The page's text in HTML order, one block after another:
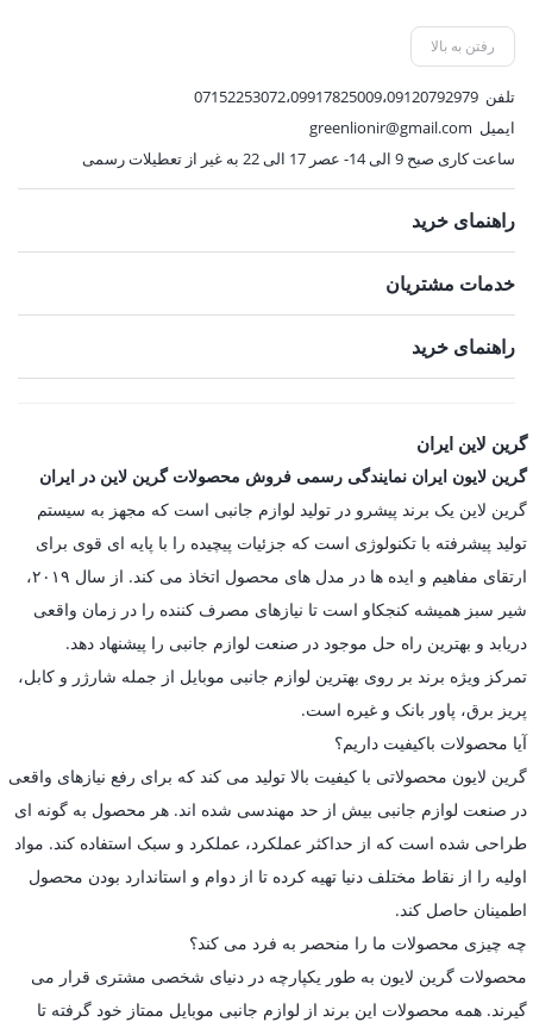
2,790,000 تومان.
رفتن به بالا
تلفن 07152253072،09917825009،09120792979
ایمیل greenlionir@gmail.com
ساعت کاری صبح 9 الی 14- عصر 17 الی 22 به غیر از تعطیلات رسمی
راهنمای خرید
خدمات مشتریان
راهنمای خرید
گرین لاین ایران
گرین لایون ایران نمایندگی رسمی فروش محصولات گرین لاین در ایران
گرین لاین یک برند پیشرو در تولید لوازم جانبی است که مجهز به سیستم
تولید پیشرفته با تکنولوژی است که جزئیات پیچیده را با پایه ای قوی برای
ارتقای مفاهیم و ایده ها در مدل های محصول اتخاذ می کند. از سال ۲۰۱۹،
شیر سبز همیشه کنجکاو است تا نیازهای مصرف کننده را در زمان واقعی
دریابد و بهترین راه حل موجود در صنعت لوازم جانبی را پیشنهاد دهد.
تمرکز ویژه برند بر روی بهترین لوازم جانبی موبایل از جمله شارژر و کابل،
پریز برق، پاور بانک و غیره است.
آیا محصولات باکیفیت داریم؟
گرین لایون محصولاتی با کیفیت بالا تولید می کند که برای رفع نیازهای واقعی
در صنعت لوازم جانبی بیش از حد مهندسی شده اند. هر محصول به گونه ای
طراحی شده است که از حداکثر عملکرد، عملکرد و سبک استفاده کند. مواد
اولیه را از نقاط مختلف دنیا تهیه کرده تا از دوام و استاندارد بودن محصول
اطمینان حاصل کند.
چه چیزی محصولات ما را منحصر به فرد می کند؟
محصولات گرین لایون به طور یکپارچه در دنیای شخصی مشتری قرار می
گیرند. همه محصولات این برند از لوازم جانبی موبایل ممتاز خود گرفته تا